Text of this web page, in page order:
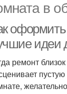
в
оформить
идеи
ремонт